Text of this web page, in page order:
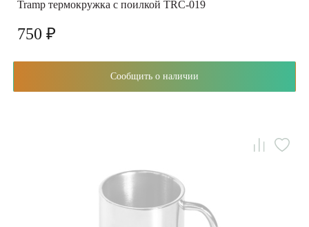
Tramp термокружка с поилкой TRC-019
750 ₽
Сообщить о наличии